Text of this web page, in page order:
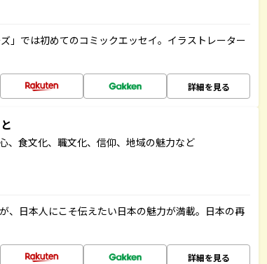
」では初めてのコミックエッセイ。イラストレーター
詳細を見る
食文化、職文化、信仰、地域の魅力など
、日本人にこそ伝えたい日本の魅力が満載。日本の再
詳細を見る